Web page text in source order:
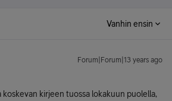
Vanhin ensin
Forum|Forum|13 years ago
koskevan kirjeen tuossa lokakuun puolella,